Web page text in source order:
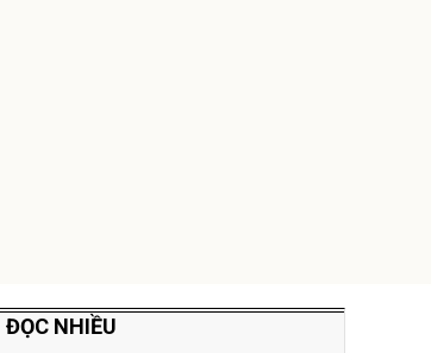
ĐỌC NHIỀU